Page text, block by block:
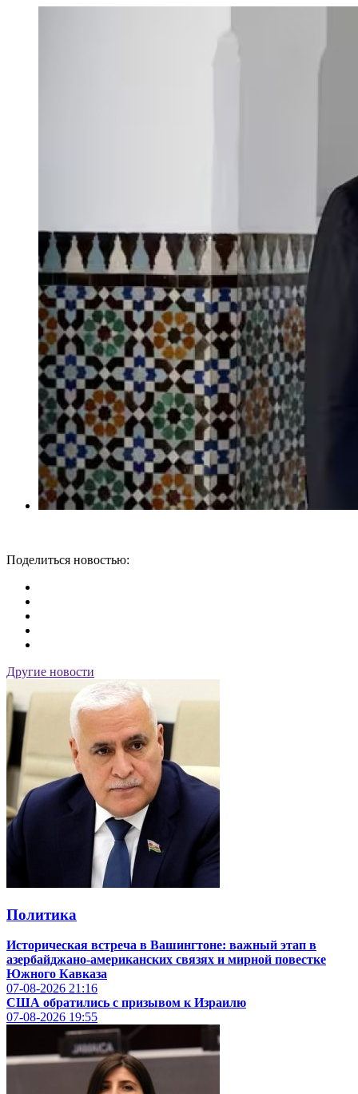
Поделиться новостью:
Другие новости
Политика
Историческая встреча в Вашингтоне: важный этап в
азербайджано-американских связях и мирной повестке
Южного Кавказа
07-08-2026 21:16
США обратились с призывом к Израилю
07-08-2026 19:55